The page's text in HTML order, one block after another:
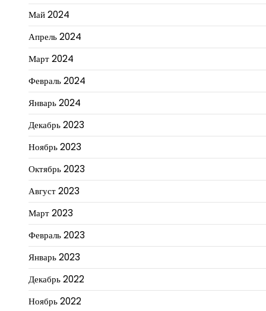
Май 2024
Апрель 2024
Март 2024
Февраль 2024
Январь 2024
Декабрь 2023
Ноябрь 2023
Октябрь 2023
Август 2023
Март 2023
Февраль 2023
Январь 2023
Декабрь 2022
Ноябрь 2022